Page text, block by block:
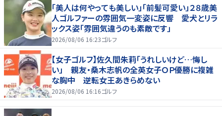
「美人は何やっても美しい」「前髪可愛い」２８歳美
人ゴルファーの雰囲気一変姿に反響 愛犬とリラ
ックス姿「雰囲気違うのも素敵です」
2026/08/06 16:23ゴルフ
【女子ゴルフ】佐久間朱莉「うれしいけど…悔し
い」 親友・桑木志帆の全英女子ＯＰ優勝に複雑
な胸中 逆転女王あきらめない
2026/08/06 16:16ゴルフ